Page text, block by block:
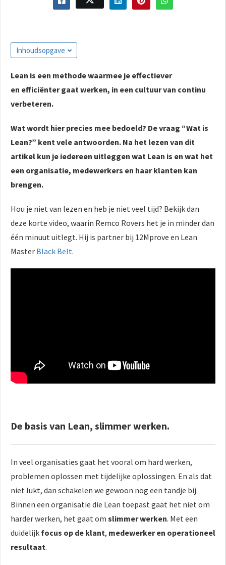
Inhoudsopgave
Lean is een methode waarmee je effectiever
en efficiëntergaat werken, in een cultuur van continu
verbeteren.
Wat wordt hier precies mee bedoeld? De vraag “Wat is
Lean?” kent vele antwoorden. Na het lezen van dit
artikel kun je iedereen uitleggen wat Lean is en wat het
een organisatie, medewerkers en haar klanten kan
brengen.
Hou je niet van lezen en heb je niet veel tijd? Bekijk dan
deze korte video, waarin Remco Rovers het je in minder dan
één minuut uitlegt. Hij is partner bij 12Mprove en Lean
Master Black Belt.
De basis van Lean, slimmer werken.
In veel organisaties gaat het vooral om hard werken,
problemen oplossen met tijdelijke oplossingen. En als dat
niet lukt, dan schakelen we gewoon nog een tandje bij.
Binnen een organisatie die Lean toepast gaat het niet om
harder werken, het gaat om slimmer werken. Met een
duidelijk focus op de klant, medewerker en operationeel
resultaat.
worden
om
over
van
gebruikt
te
de
Hierdoor